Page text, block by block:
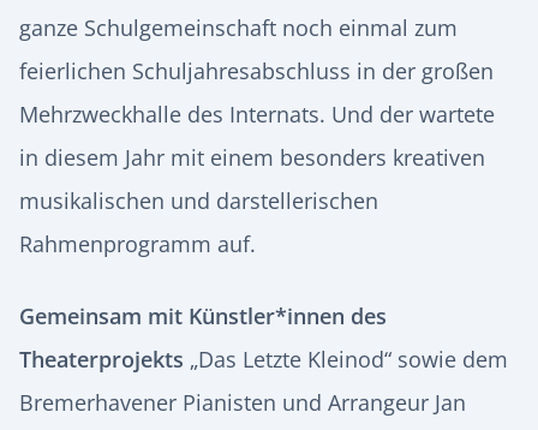
ganze Schulgemeinschaft noch einmal zum
feierlichen Schuljahresabschluss in der großen
Mehrzweckhalle des Internats. Und der wartete
in diesem Jahr mit einem besonders kreativen
musikalischen und darstellerischen
Rahmenprogramm auf.
Gemeinsam mit Künstler*innen des
Theaterprojekts „Das Letzte Kleinod“ sowie dem
Bremerhavener Pianisten und Arrangeur Jan